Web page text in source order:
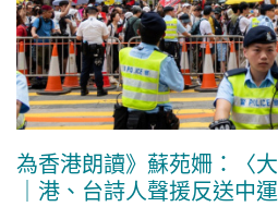
為香港朗讀》蘇苑姍：〈
｜港、台詩人聲援反送中